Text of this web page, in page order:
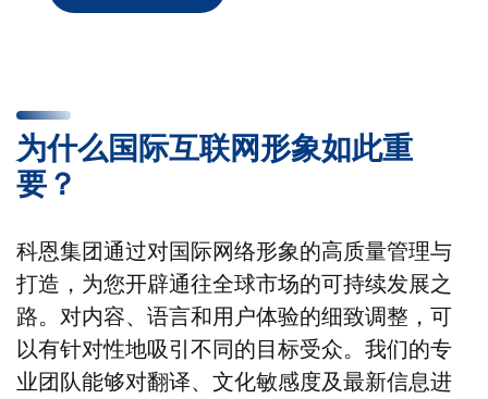
为什么国际互联网形象如此重
要？
科恩集团通过对国际网络形象的高质量管理与
打造，为您开辟通往全球市场的可持续发展之
路。对内容、语言和用户体验的细致调整，可
以有针对性地吸引不同的目标受众。我们的专
业团队能够对翻译、文化敏感度及最新信息进